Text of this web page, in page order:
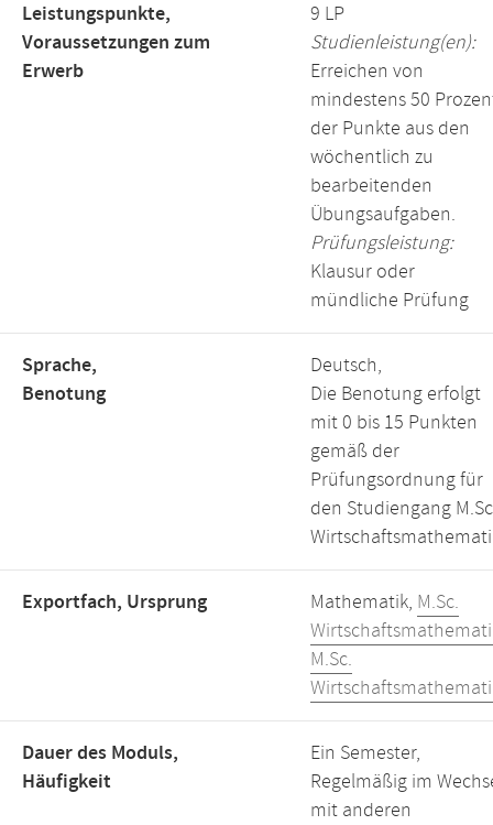
Leistungspunkte,
Voraussetzungen zum
Erwerb
9 LP
Studienleistung(en):
Erreichen von
mindestens 50
der Punkte aus den
wöchentlich zu
bearbeitenden
Übungsaufgaben.
Prüfungsleistung:
Klausur oder
mündliche Prüfung
Sprache,
Benotung
Deutsch,
Die Benotung erfolgt
mit 0 bis 15 Punkten
gemäß der
Prüfungsordnung für
den Studiengang
Exportfach, Ursprung Mathematik, M.Sc.
M.Sc.
Dauer des Moduls,
Häufigkeit
Ein Semester,
Regelmäßig im
mit anderen